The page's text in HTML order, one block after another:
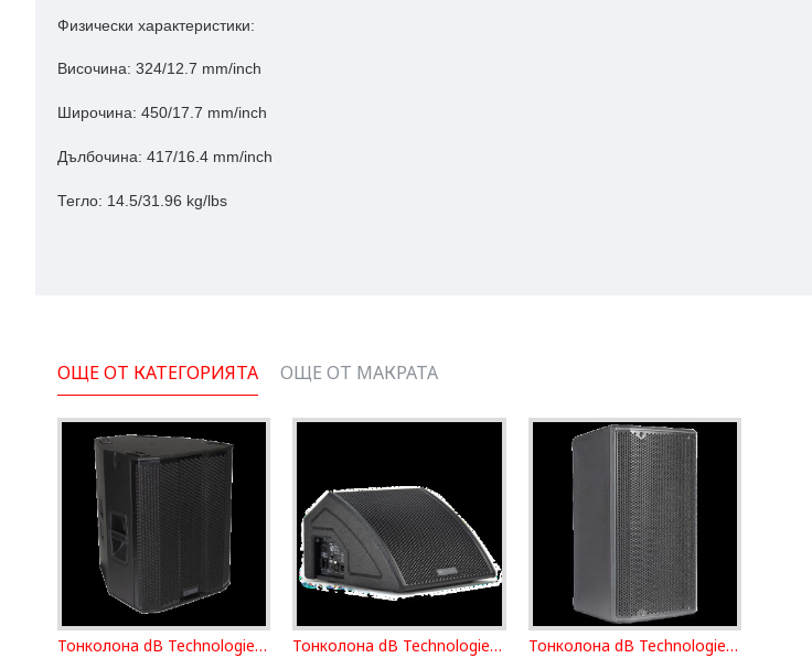
Физически характеристики:
Височина: 324/12.7 mm/inch
Широчина: 450/17.7 mm/inch
Дълбочина: 417/16.4 mm/inch
Тегло: 14.5/31.96 kg/lbs
ОЩЕ ОТ КАТЕГОРИЯТА ОЩЕ ОТ МАКРАТА
Тонколона dB Technologies FIFTY TOP Тонколона dB Technologies FLEXSYS FMX 10 Тонколона dB Technologies OPERA 10